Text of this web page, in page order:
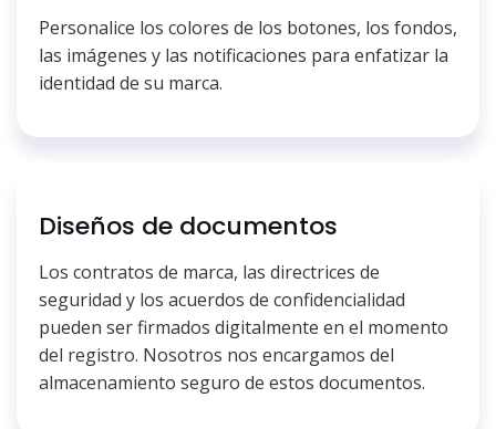
Personalice los colores de los botones, los fondos,
las imágenes y las notificaciones para enfatizar la
identidad de su marca.
Diseños de documentos
Los contratos de marca, las directrices de
seguridad y los acuerdos de confidencialidad
pueden ser firmados digitalmente en el momento
del registro. Nosotros nos encargamos del
almacenamiento seguro de estos documentos.